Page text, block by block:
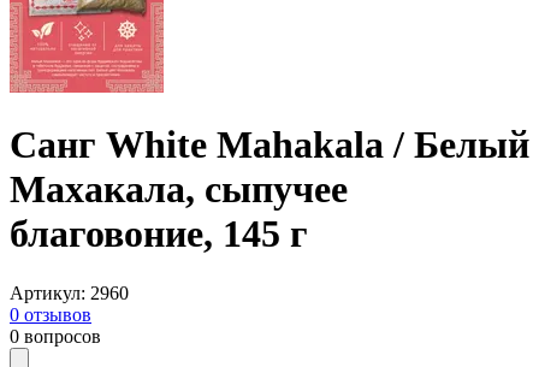
Санг White Mahakala / Белый
Махакала, сыпучее
благовоние, 145 г
Артикул: 2960
0 отзывов
0 вопросов